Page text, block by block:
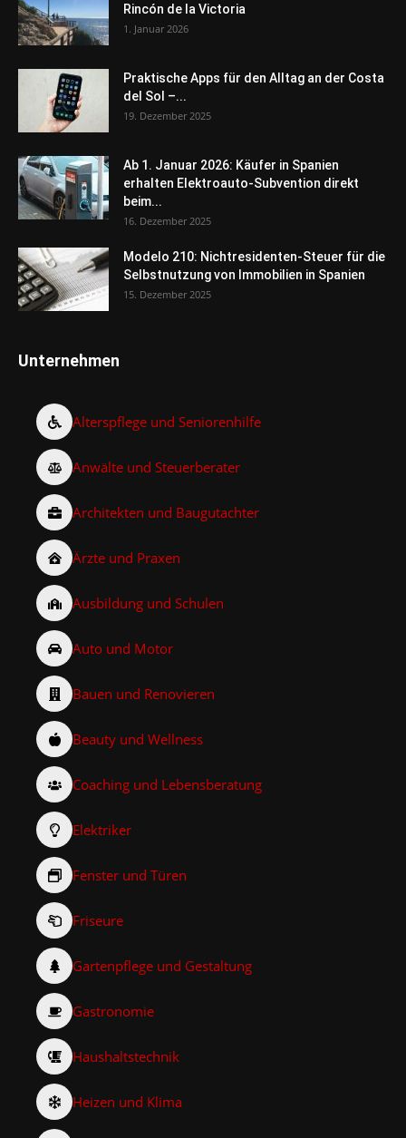
Rincón de la Victoria
1. Januar 2026
Praktische Apps für den Alltag an der Costa
del Sol –...
19. Dezember 2025
Ab 1. Januar 2026: Käufer in Spanien
erhalten Elektroauto-Subvention direkt
beim...
16. Dezember 2025
Modelo 210: Nichtresidenten-Steuer für die
Selbstnutzung von Immobilien in Spanien
15. Dezember 2025
Unternehmen
Alterspflege und Seniorenhilfe
Anwälte und Steuerberater
Architekten und Baugutachter
Ärzte und Praxen
Ausbildung und Schulen
Auto und Motor
Bauen und Renovieren
Beauty und Wellness
Coaching und Lebensberatung
Elektriker
Fenster und Türen
Friseure
Gartenpflege und Gestaltung
Gastronomie
Haushaltstechnik
Heizen und Klima